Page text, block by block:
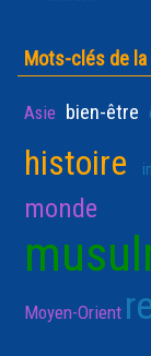
Mots-clés de
Asie bien-être
histoire
monde
Moyen-Orient